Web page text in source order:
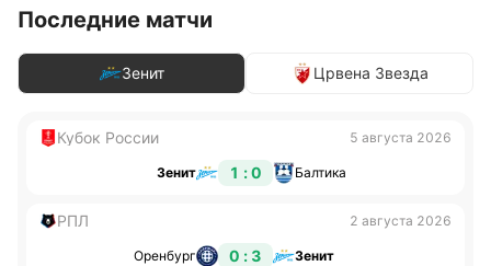
Последние матчи
Зенит Црвена Звезда
Кубок России 5 августа 2026
Зенит 1 : 0 Балтика
РПЛ 2 августа 2026
Оренбург 0 : 3 Зенит